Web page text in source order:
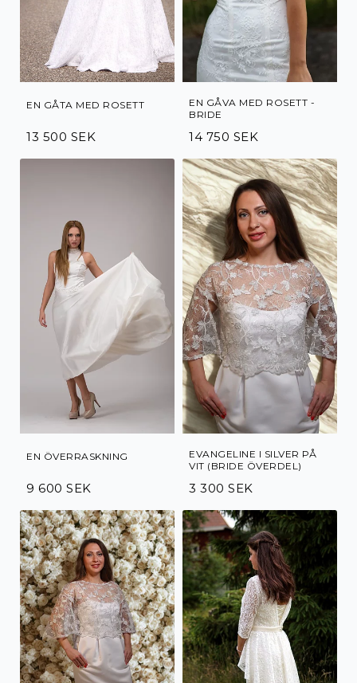
EN GÅTA MED ROSETT
13 500 SEK
EN GÅVA MED ROSETT -
BRIDE
14 750 SEK
EN ÖVERRASKNING
9 600 SEK
EVANGELINE I SILVER PÅ
VIT (BRIDE ÖVERDEL)
3 300 SEK